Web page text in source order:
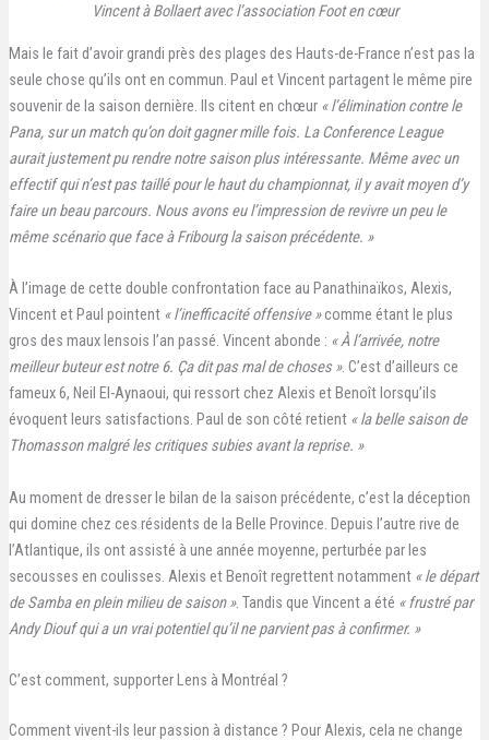
Vincent à Bollaert avec l’association Foot en cœur
Mais le fait d’avoir grandi près des plages des Hauts-de-France n’est pas la
seule chose qu’ils ont en commun. Paul et Vincent partagent le même pire
souvenir de la saison dernière. Ils citent en chœur « l’élimination contre le
Pana, sur un match qu’on doit gagner mille fois. La Conference League
aurait justement pu rendre notre saison plus intéressante. Même avec un
effectif qui n’est pas taillé pour le haut du championnat, il y avait moyen d’y
faire un beau parcours. Nous avons eu l’impression de revivre un peu le
même scénario que face à Fribourg la saison précédente. »
À l’image de cette double confrontation face au Panathinaïkos, Alexis,
Vincent et Paul pointent « l’inefficacité offensive »comme étant le plus
gros des maux lensois l’an passé. Vincent abonde : « À l’arrivée, notre
meilleur buteur est notre 6. Ça dit pas mal de choses ». C’est d’ailleurs ce
fameux 6, Neil El-Aynaoui, qui ressort chez Alexis et Benoît lorsqu’ils
évoquent leurs satisfactions. Paul de son côté retient « la belle saison de
Thomasson malgré les critiques subies avant la reprise. »
Au moment de dresser le bilan de la saison précédente, c’est la déception
qui domine chez ces résidents de la Belle Province. Depuis l’autre rive de
l’Atlantique, ils ont assisté à une année moyenne, perturbée par les
secousses en coulisses. Alexis et Benoît regrettent notamment « le départ
de Samba en plein milieu de saison ». Tandis que Vincent a été « frustré par
Andy Diouf qui a un vrai potentiel qu’il ne parvient pas à confirmer. »
C’est comment, supporter Lens à Montréal ?
Comment vivent-ils leur passion à distance ? Pour Alexis, cela ne change